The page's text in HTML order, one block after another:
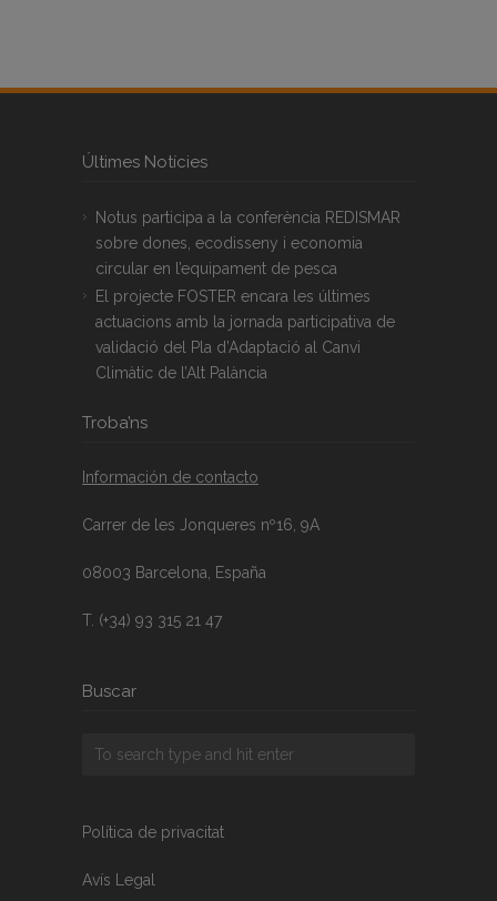
Últimes Notícies
Notus participa a la conferència REDISMAR
sobre dones, ecodisseny i economia
circular en l’equipament de pesca
El projecte FOSTER encara les últimes
actuacions amb la jornada participativa de
validació del Pla d’Adaptació al Canvi
Climàtic de l’Alt Palància
Troba’ns
Información de contacto
Carrer de les Jonqueres nº16, 9A
08003 Barcelona, España
T. (+34) 93 315 21 47
Buscar
Política de privacitat
Avís Legal